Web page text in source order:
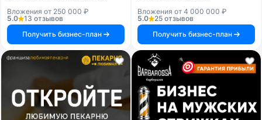
Вложения от 250 000 ₽
5.0
13 отзывов
Получить бизнес-план
Вложения от 4 000 000 ₽
5.0
25 отзывов
Получить бизнес-план